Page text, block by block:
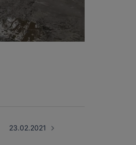
23.02.2021